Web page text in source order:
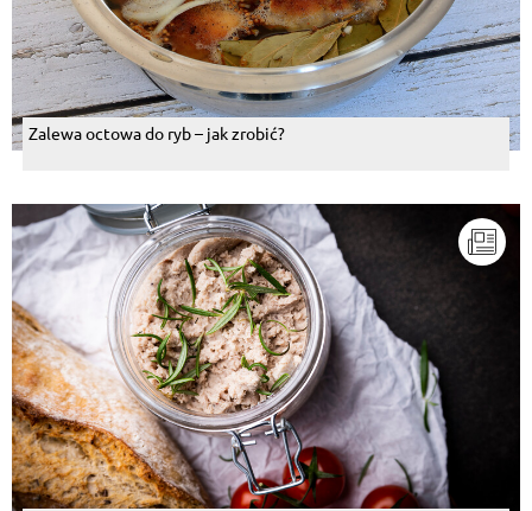
Zalewa octowa do ryb – jak zrobić?